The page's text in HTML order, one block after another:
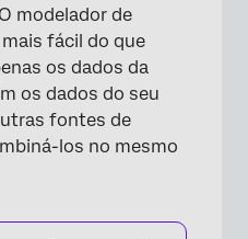
modelador de
fácil do que
os dados da
os dados do seu
fontes de
los no mesmo